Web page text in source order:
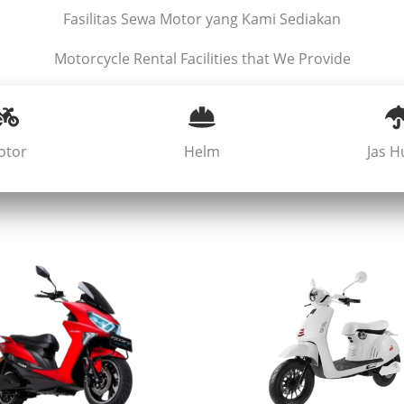
Fasilitas Sewa Motor yang Kami Sediakan
Motorcycle Rental Facilities that We Provide
Helm Jas